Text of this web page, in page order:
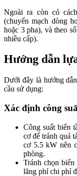
Ngoài ra còn có
(chuyển mạch dòng
hoặc 3 pha), và theo
nhiều cấp).
Hướng dẫn
Dưới đây là hướng
cầu sử dụng:
Xác định công
Công suất biến
cơ để tránh quá
cơ 5.5 kW nên
phòng.
Tránh chọn
lãng phí chi phí